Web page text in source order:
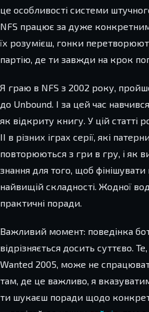
це особливості системи
NFS працює за дуже
їх розумієш, гонки
партію, де ти завжди на крок
Я граю в NFS з 2002 року,
до Unbound. І за цей час
як відкриту книгу. У цій статті
ІІ в різних іграх серії, які
повторюються з гри в гру, і як
знання для того, щоб
найвищій складності. Жодної
практичні поради.
Важливий момент: поведінка
відрізняється досить суттєво.
Wanted 2005, може не
там, де це важливо, я
ти шукаєш поради щодо